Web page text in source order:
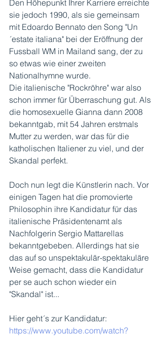
Den Höhepunkt Ihrer Karriere erreichte
sie jedoch 1990, als sie gemeinsam
mit Edoardo Bennato den Song "Un
´estate italiana" bei der Eröffnung der
Fussball WM in Mailand sang, der zu
so etwas wie einer zweiten
Nationalhymne wurde.
Die italienische "Rockröhre" war also
schon immer für Überraschung gut. Als
die homosexuelle Gianna dann 2008
bekanntgab, mit 54 Jahren erstmals
Mutter zu werden, war das für die
katholischen Italiener zu viel, und der
Skandal perfekt.
Doch nun legt die Künstlerin nach. Vor
einigen Tagen hat die promovierte
Philosophin ihre Kandidatur für das
italienische Präsidentenamt als
Nachfolgerin Sergio Mattarellas
bekanntgebeben. Allerdings hat sie
das auf so unspektakulär-spektakuläre
Weise gemacht, dass die Kandidatur
per se auch schon wieder ein
"Skandal" ist...
Hier geht´s zur Kandidatur:
https://www.youtube.com/watch?